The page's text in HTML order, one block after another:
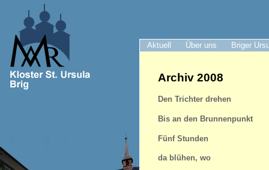
Aktuell Über uns Briger
Archiv 2008
Den Trichter drehen
Bis an den Brunnenpunkt
Fünf Stunden
da blühen, wo